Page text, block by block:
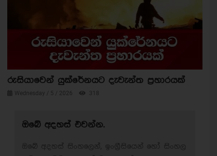
රුසියාවෙන් යුක්රේනයට දැවැන්ත ප්‍රහාරයක්
Wednesday / 5 / 2026 318
ඔබේ අදහස් එවන්න.